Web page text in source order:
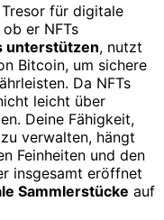
für digitale
er NFTs
unterstützen, nutzt
Bitcoin, um sichere
Da NFTs
leicht über
Deine Fähigkeit,
verwalten, hängt
Feinheiten und den
insgesamt eröffnet
Sammlerstücke auf